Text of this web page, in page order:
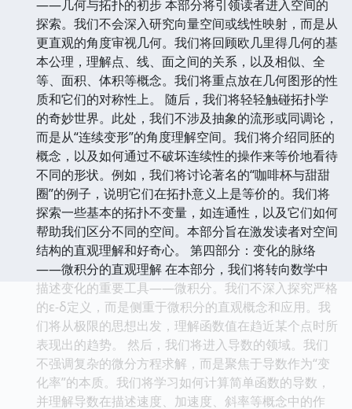
——几何与拓扑的初步 本部分将引领读者进入空间的
探索。我们不会深入研究向量空间或线性映射，而是从
更直观的角度审视几何。我们将回顾欧几里得几何的基
本公理，理解点、线、面之间的关系，以及相似、全
等、面积、体积等概念。我们将重点放在几何图形的性
质和它们的对称性上。 随后，我们将轻轻触碰拓扑学
的奇妙世界。此处，我们不涉及抽象的流形或同调论，
而是从“连续变形”的角度理解空间。我们将介绍同胚的
概念，以及如何通过不破坏连续性的操作来等价地看待
不同的形状。例如，我们将讨论著名的“咖啡杯与甜甜
圈”的例子，说明它们在拓扑意义上是等价的。我们将
探索一些基本的拓扑不变量，如连通性，以及它们如何
帮助我们区分不同的空间。本部分旨在激发读者对空间
结构的直观理解和好奇心。 第四部分：变化的脉络
——微积分的直观理解 在本部分，我们将转向数学中
描述变化的重要工具——微积分。我们不深入探究严格
的ε-δ定义，而是侧重于微积分的直观概念和应用。我
们将从极限的思想出发，理解函数值在趋近某个点时所
表现出的趋势。 然后，我们将进入导数的领域。我们
不强调复杂的微分方程求解，而是聚焦于导数作为“变
化率”的本质。我们将学习如何计算简单函数的导数，
并理解导数在描述速度、加速度、斜率等概念中的作